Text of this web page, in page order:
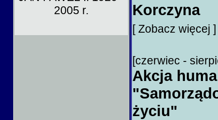
2005 r.
Korczyna
[ Zobacz więcej
[czerwiec -
Akcja
życiu"